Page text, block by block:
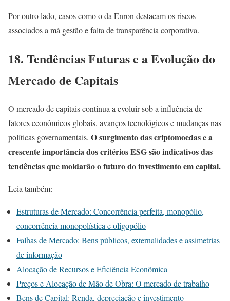
Por outro lado, casos como o da Enron destacam os riscos
associados a má gestão e falta de transparência corporativa.
18. Tendências Futuras e a Evolução do
Mercado de Capitais
O mercado de capitais continua a evoluir sob a influência de
fatores econômicos globais, avanços tecnológicos e mudanças nas
políticas governamentais. O surgimento das criptomoedas e a
crescente importância dos critérios ESG são indicativos das
tendências que moldarão o futuro do investimento em capital.
Leia também:
Estruturas de Mercado: Concorrência perfeita, monopólio,
concorrência monopolística e oligopólio
Falhas de Mercado: Bens públicos, externalidades e assimetrias
de informação
Alocação de Recursos e Eficiência Econômica
Preços e Alocação de Mão de Obra: O mercado de trabalho
Bens de Capital: Renda, depreciação e investimento